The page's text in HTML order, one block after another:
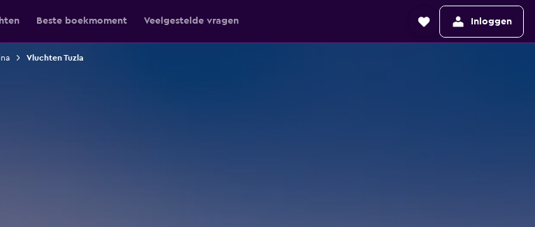
Beste boekmoment Veelgestelde vragen Inloggen
Vluchten Tuzla